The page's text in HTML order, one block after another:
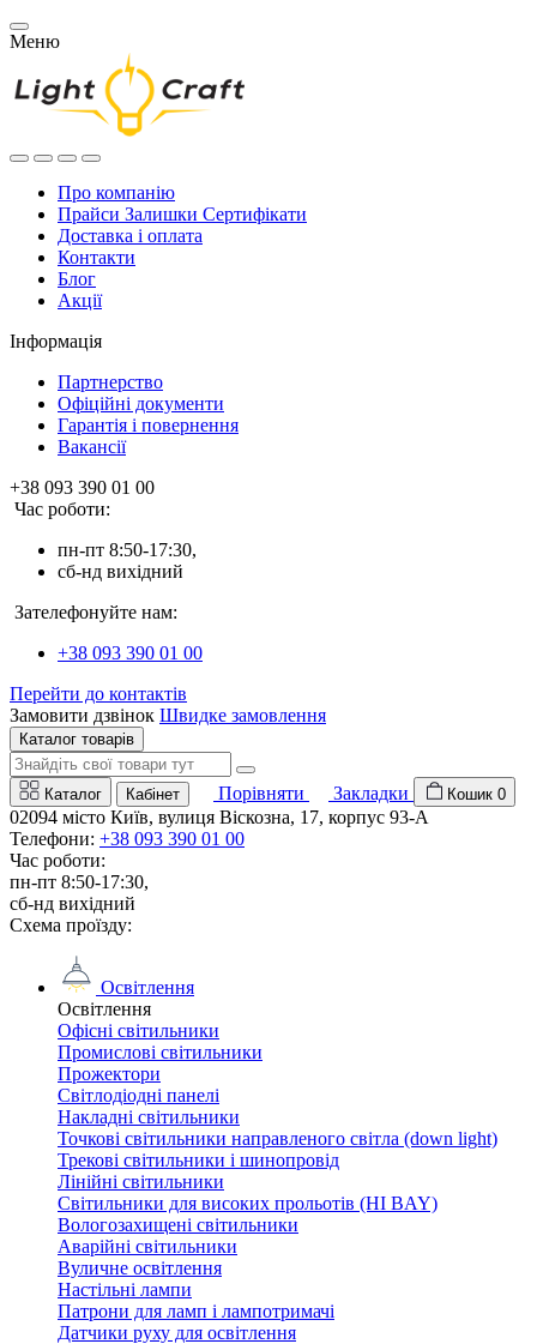
Меню
Про компанію
Прайси Залишки Сертифікати
Доставка і оплата
Контакти
Блог
Акції
Інформація
Партнерство
Офіційні документи
Гарантія і повернення
Вакансії
+38 093 390 01 00
Час роботи:
пн-пт 8:50-17:30,
сб-нд вихідний
Зателефонуйте нам:
+38 093 390 01 00
Перейти до контактів
Замовити дзвінок Швидке замовлення
Каталог товарів
Каталог Кабінет Порівняти Закладки Кошик 0
02094 місто Київ, вулиця Віскозна, 17, корпус 93-А
Телефони: +38 093 390 01 00
Час роботи:
пн-пт 8:50-17:30,
сб-нд вихідний
Схема проїзду:
Освітлення
Освітлення
Офісні світильники
Промислові світильники
Прожектори
Світлодіодні панелі
Накладні світильники
Точкові світильники направленого світла (down light)
Трекові світильники і шинопровід
Лінійні світильники
Світильники для високих прольотів (HI BAY)
Вологозахищені світильники
Аварійні світильники
Вуличне освітлення
Настільні лампи
Патрони для ламп і лампотримачі
Датчики руху для освітлення